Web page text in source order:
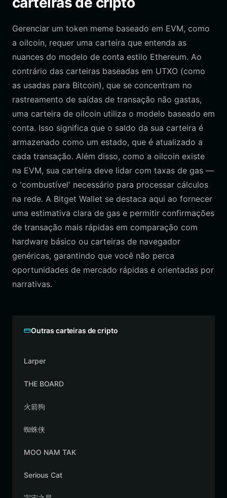
Gerenciar um token meme baseado em EVM, como
a oilcoin, requer uma carteira que entenda as
nuances do modelo de conta estilo Ethereum. Ao
contrário das carteiras baseadas em UTXO (como
as usadas para Bitcoin), que se concentram no
rastreamento de saídas de transação não gastas,
uma carteira de oilcoin utiliza o modelo baseado em
conta. Isso significa que o saldo da sua carteira é
armazenado como um estado, que é atualizado a
cada transação. Além disso, como a oilcoin existe
na EVM, sua carteira deve lidar com taxas de gas —
o 'combustível' necessário para processar cálculos
na rede. A Bitget Wallet se destaca aqui ao fornecer
uma estimativa clara de gas e permitir confirmações
de transação mais rápidas em comparação com
hardware básico ou carteiras de navegador
genéricas, garantindo que você não perca
oportunidades de mercado rápidas e orientadas por
narrativas.
Outras carteiras de cripto
Larper
THE BOARD
火箭狗
蜘蛛侠
MOO NAM TAK
Serious Cat